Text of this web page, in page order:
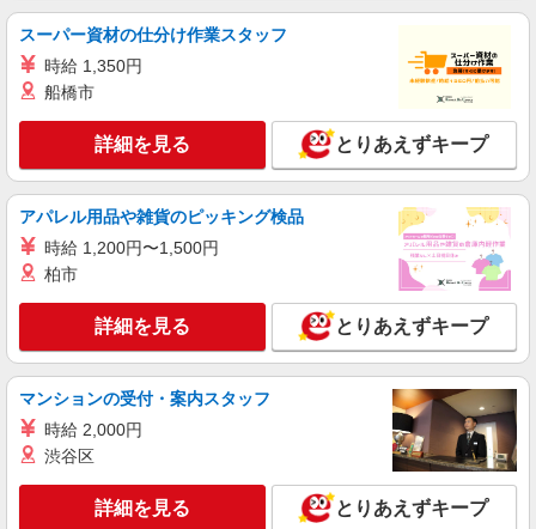
コスメ商品のラベル貼り・検品
時給1,250円〜1,500円 月収例 入社1年目 25
歳 182,700円〜212,700 ※能力経験による 昇
給・交通費・時間外手当など各種手当あり
神奈川県小田原市前川 ※詳細は面接時にご案
キープ 詳細を見る
派遣社員
株式会社Free
時給1,250円〜1,500円 月収例 入社1年目 25
歳 182,700円〜212,700 ※能力経験による 昇
給・交通費・時間外手当など各種手当あり
神奈川県小田原市前川 ※詳細は面接時にご案
内致します
キープ 詳細を見る
スーパー資材の仕分け作業スタッフ
時給 1,350円
船橋市
詳細を見る とりあえずキープ
アパレル用品や雑貨のピッキング検品
時給 1,200円〜1,500円
柏市
詳細を見る とりあえずキープ
マンションの受付・案内スタッフ
時給 2,000円
渋谷区
詳細を見る とりあえずキープ